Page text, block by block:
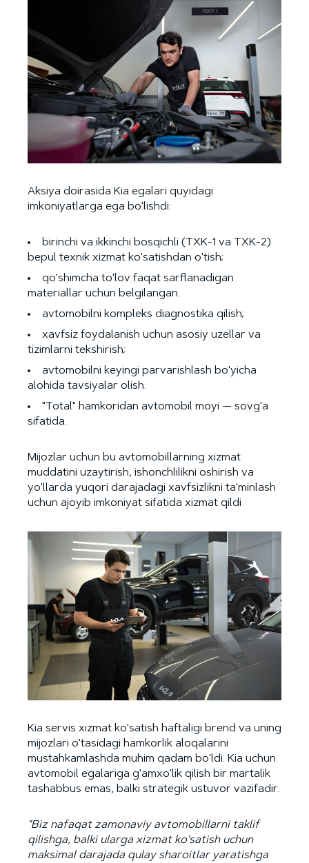
Aksiya doirasida Kia egalari quyidagi
imkoniyatlarga ega bo'lishdi:
birinchi va ikkinchi bosqichli (TXK-1 va TXK-2)
bepul texnik xizmat ko'satishdan o'tish;
qo'shimcha to'lov faqat sarflanadigan
materiallar uchun belgilangan.
avtomobilni kompleks diagnostika qilish;
xavfsiz foydalanish uchun asosiy uzellar va
tizimlarni tekshirish;
avtomobilni keyingi parvarishlash bo'yicha
alohida tavsiyalar olish.
"Total" hamkoridan avtomobil moyi — sovg'a
sifatida.
Mijozlar uchun bu avtomobillarning xizmat
muddatini uzaytirish, ishonchlilikni oshirish va
yo'llarda yuqori darajadagi xavfsizlikni ta'minlash
uchun ajoyib imkoniyat sifatida xizmat qildi
Kia servis xizmat ko'satish haftaligi brend va uning
mijozlari o'tasidagi hamkorlik aloqalarini
mustahkamlashda muhim qadam bo'ldi. Kia uchun
avtomobil egalariga g'amxo'lik qilish bir martalik
tashabbus emas, balki strategik ustuvor vazifadir.
"Biz nafaqat zamonaviy avtomobillarni taklif
qilishga, balki ularga xizmat ko'satish uchun
maksimal darajada qulay sharoitlar yaratishga